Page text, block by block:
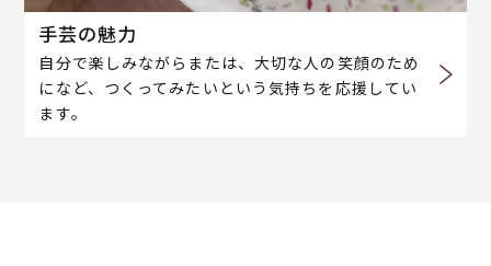
手芸の魅力
自分で楽しみながらまたは、大切な人の笑顔のため
になど、つくってみたいという気持ちを応援してい
ます。